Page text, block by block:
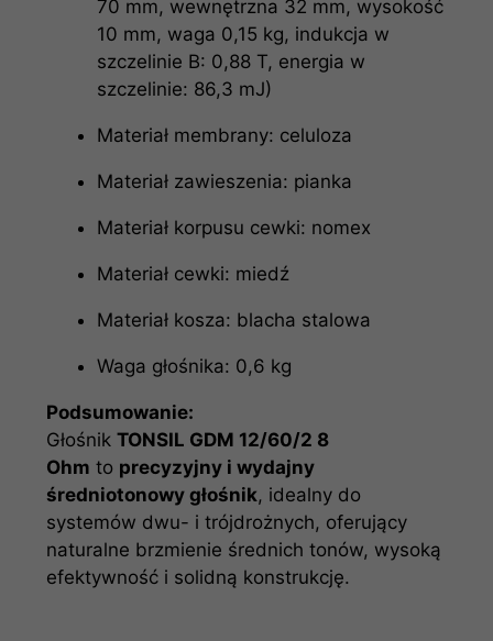
70 mm, wewnętrzna 32 mm, wysokość
10 mm, waga 0,15 kg, indukcja w
szczelinie B: 0,88 T, energia w
szczelinie: 86,3 mJ)
Materiał membrany: celuloza
Materiał zawieszenia: pianka
Materiał korpusu cewki: nomex
Materiał cewki: miedź
Materiał kosza: blacha stalowa
Waga głośnika: 0,6 kg
Podsumowanie:
GłośnikTONSIL GDM 12/60/2 8
Ohm to precyzyjny i wydajny
średniotonowy głośnik, idealny do
systemów dwu- i trójdrożnych, oferujący
naturalne brzmienie średnich tonów, wysoką
efektywność i solidną konstrukcję.